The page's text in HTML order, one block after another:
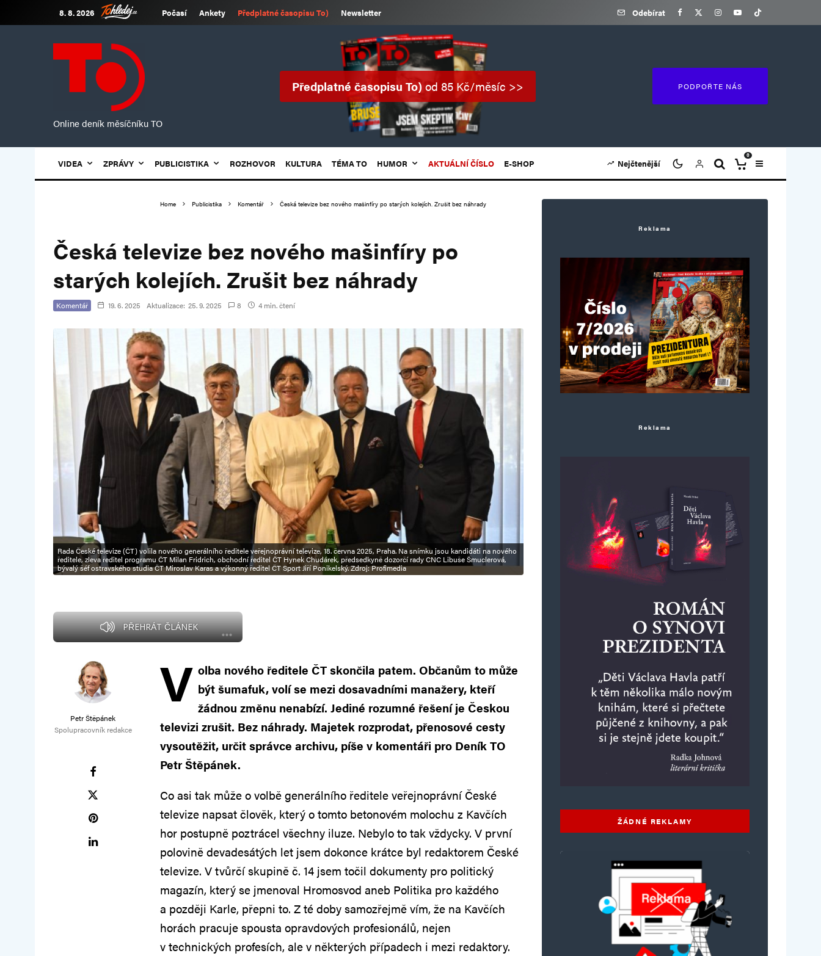
8. 8. 2026 Počasí Ankety Předplatné časopisu To) Newsletter Odebírat
Online deník měsíčníku TO
Předplatné časopisu To)od 85 Kč/měsíc >> PODPOŘTE NÁS
VIDEA ZPRÁVY PUBLICISTIKA ROZHOVOR KULTURA TÉMA TO HUMOR AKTUÁLNÍ ČÍSLO E-SHOP Nejčtenější
0
Home Publicistika Komentář Česká televize bez nového mašinfíry po starých kolejích. Zrušit bez náhrady
Česká televize bez nového mašinfíry po
starých kolejích. Zrušit bez náhrady
Komentář 19. 6. 2025 Aktualizace: 25. 9. 2025 8 4 min. čtení
Rada České televize (ČT) volila nového generálního ředitele veřejnoprávní televize, 18. června 2025, Praha. Na snímku jsou kandidáti na nového
ředitele, zleva ředitel programu ČT Milan Fridrich, obchodní ředitel ČT Hynek Chudárek, předsedkyně dozorčí rady CNC Libuše Šmuclerová,
bývalý šéf ostravského studia ČT Miroslav Karas a výkonný ředitel ČT Sport Jiří Ponikelský. Zdroj: Profimedia
PŘEHRÁT ČLÁNEK
Petr Štěpánek
Spolupracovník redakce
V olba nového ředitele ČT skončila patem. Občanům to může
být šumafuk, volí se mezi dosavadními manažery, kteří
žádnou změnu nenabízí. Jediné rozumné řešení je Českou
televizi zrušit. Bez náhrady. Majetek rozprodat, přenosové cesty
vysoutěžit, určit správce archivu, píše v komentáři pro Deník TO
Petr Štěpánek.
Co asi tak může o volbě generálního ředitele veřejnoprávní České
televize napsat člověk, který o tomto betonovém molochu z Kavčích
hor postupně poztrácel všechny iluze. Nebylo to tak vždycky. V první
polovině devadesátých let jsem dokonce krátce byl redaktorem České
televize. V tvůrčí skupině č. 14 jsem točil dokumenty pro politický
magazín, který se jmenoval Hromosvod aneb Politika pro každého
a později Karle, přepni to. Z té doby samozřejmě vím, že na Kavčích
horách pracuje spousta opravdových profesionálů, nejen
v technických profesích, ale v některých případech i mezi redaktory.
Reklama
Reklama
ŽÁDNÉ REKLAMY